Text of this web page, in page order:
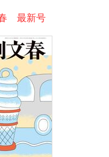
最新号